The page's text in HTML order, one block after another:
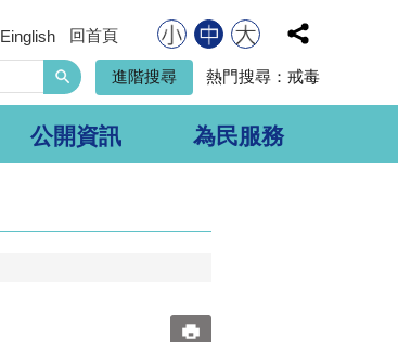
Einglish 回首頁
搜
尋
進階搜尋 熱門搜尋： 戒毒
公開資訊 為民服務